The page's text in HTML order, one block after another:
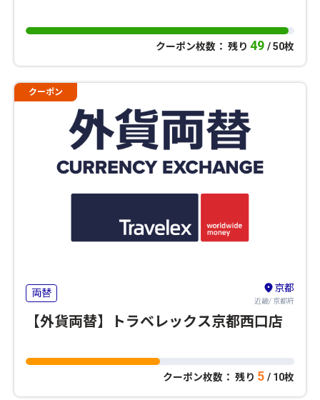
クーポン枚数： 残り 49 / 50枚
クーポン
両替 京都
近畿/ 京都府
【外貨両替】トラベレックス京都西口店
クーポン枚数： 残り 5 / 10枚